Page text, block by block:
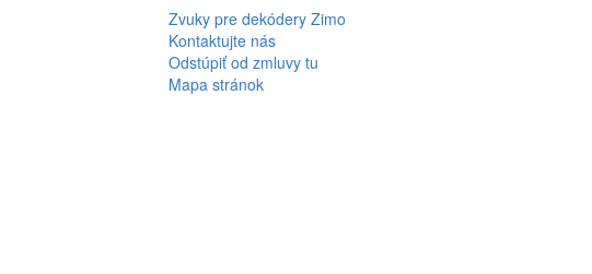
Zvuky pre dekódery Zimo
Kontaktujte nás
Odstúpiť od zmluvy tu
Mapa stránok